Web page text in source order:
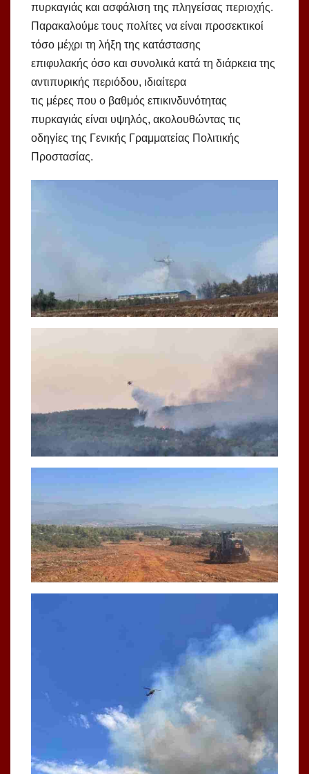
πυρκαγιάς και ασφάλιση της πληγείσας περιοχής.
Παρακαλούμε τους πολίτες να είναι προσεκτικοί
τόσο μέχρι τη λήξη της κατάστασης
επιφυλακής όσο και συνολικά κατά τη διάρκεια της
αντιπυρικής περιόδου, ιδιαίτερα
τις μέρες που ο βαθμός επικινδυνότητας
πυρκαγιάς είναι υψηλός, ακολουθώντας τις
οδηγίες της Γενικής Γραμματείας Πολιτικής
Προστασίας.